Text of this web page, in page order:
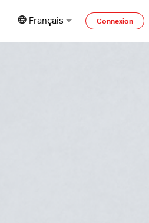
Français Connexion